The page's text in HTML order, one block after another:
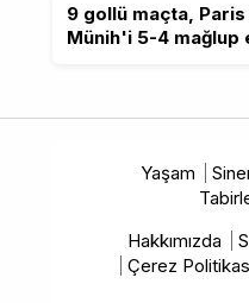
9 gollü maçta,
Münih'i 5-4 mağlup
Yaşam
Hakkımızda
Çerez